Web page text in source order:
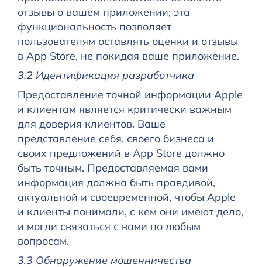
отзывы о вашем приложении; эта
функциональность позволяет
пользователям оставлять оценки и отзывы
в App Store, не покидая ваше приложение.
3.2 Идентификация разработчика
Предоставление точной информации Apple
и клиентам является критически важным
для доверия клиентов. Ваше
представление себя, своего бизнеса и
своих предложений в App Store должно
быть точным. Предоставляемая вами
информация должна быть правдивой,
актуальной и своевременной, чтобы Apple
и клиенты понимали, с кем они имеют дело,
и могли связаться с вами по любым
вопросам.
3.3 Обнаружение мошенничества